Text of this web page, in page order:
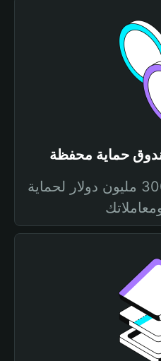
صندوق حماية بقيمة 300 مليون دولار لحماية